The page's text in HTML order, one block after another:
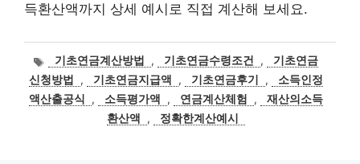
득환산액까지 상세 예시로 직접 계산해 보세요.
태
그
기초연금계산방법 , 기초연금수령조건 ,
기초연금
신청방법
, 기초연금지급액 , 기초연금후기 ,
소득인정
액산출공식
, 소득평가액 , 연금계산체험 ,
재산의소득
환산액
, 정확한계산예시